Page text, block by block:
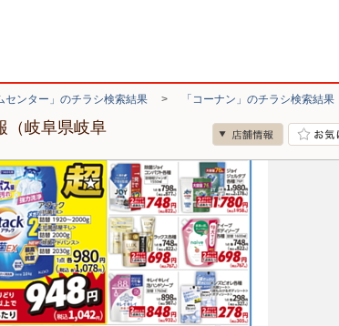
センター」のチラシ検索結果 > 「コーナン」のチラシ検索結果
（岐阜県岐阜